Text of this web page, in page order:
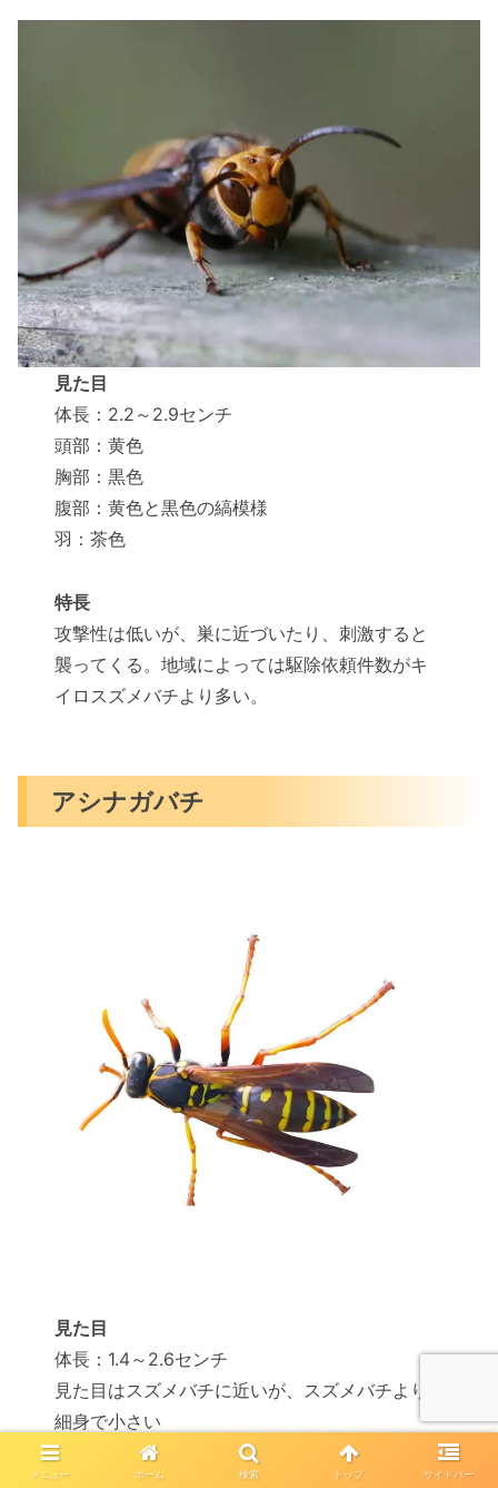
見た目
体長：2.2～2.9センチ
頭部：黄色
胸部：黒色
腹部：黄色と黒色の縞模様
羽：茶色
特長
攻撃性は低いが、巣に近づいたり、刺激すると
襲ってくる。地域によっては駆除依頼件数がキ
イロスズメバチより多い。
アシナガバチ
見た目
体長：1.4～2.6センチ
見た目はスズメバチに近いが、スズメバチより
細身で小さい
メニュー ホーム 検索 トップ サイドバー